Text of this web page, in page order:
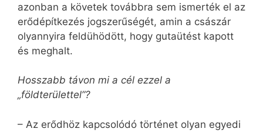
azonban a követek továbbra sem ismerték el az
erődépítkezés jogszerűségét, amin a császár
olyannyira feldühödött, hogy gutaütést kapott
és meghalt.
Hosszabb távon mi a cél ezzel a
„földterülettel”?
– Az erődhöz kapcsolódó történet olyan egyedi